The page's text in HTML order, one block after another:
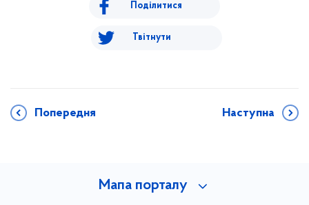
Поділитися
Твітнути
Попередня Наступна
Мапа порталу